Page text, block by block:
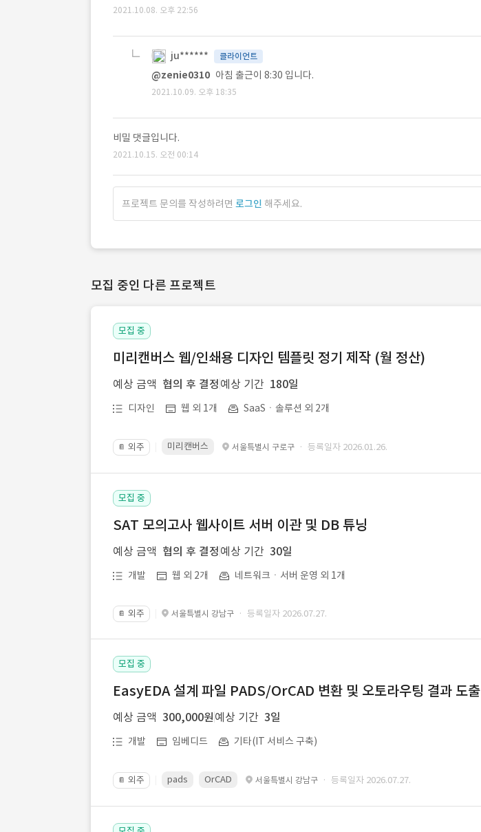
2021.10.08. 오후 22:56
ju****** 클라이언트
@zenie0310 아침 출근이 8:30 입니다.
2021.10.09. 오후 18:35
비밀 댓글입니다.
2021.10.15. 오전 00:14
프로젝트 문의를 작성하려면 로그인 해주세요.
모집 중인 다른 프로젝트
모집 중
미리캔버스 웹/인쇄용 디자인 템플릿 정기 제작 (월 정산)
예상 금액 협의 후 결정 예상 기간 180일
디자인 웹 외 1개 SaaSㆍ솔루션 외 2개
📔 외주 미리캔버스 서울특별시 구로구 · 등록일자 2026.01.26.
모집 중
SAT 모의고사 웹사이트 서버 이관 및 DB 튜닝
예상 금액 협의 후 결정 예상 기간 30일
개발 웹 외 2개 네트워크ㆍ서버 운영 외 1개
📔 외주 서울특별시 강남구 · 등록일자 2026.07.27.
모집 중
EasyEDA 설계 파일 PADS/OrCAD 변환 및 오토라우팅 결과 도출
예상 금액 300,000원 예상 기간 3일
개발 임베디드 기타(IT 서비스 구축)
📔 외주 pads OrCAD 서울특별시 강남구 · 등록일자 2026.07.27.